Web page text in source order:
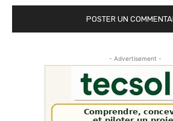
- Advertisement -